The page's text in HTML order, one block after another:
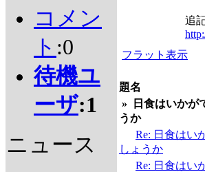
コメン
ト :0
待機ユ
ーザ:1
ニュース
追
フラット表示
題名
»
日食はいかが
うか
Re: 日食はい
しょうか
Re: 日食はい